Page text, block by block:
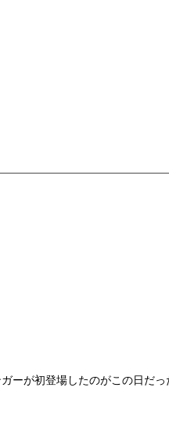
ーが初登場したのがこの日だ